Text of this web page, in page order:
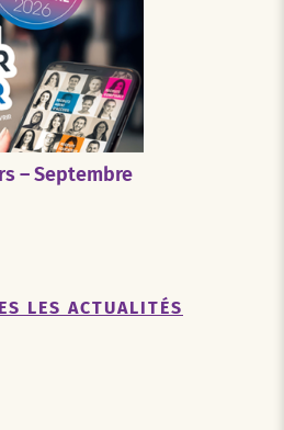
– Septembre
LES ACTUALITÉS